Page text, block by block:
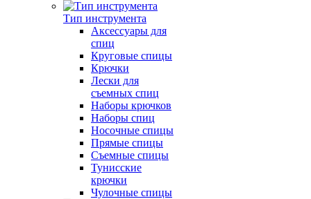
Тип инструмента
Аксессуары для
спиц
Круговые спицы
Крючки
Лески для
съемных спиц
Наборы крючков
Наборы спиц
Носочные спицы
Прямые спицы
Съемные спицы
Тунисские
крючки
Чулочные спицы